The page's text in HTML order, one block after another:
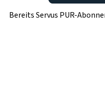
Bereits Servus PUR-